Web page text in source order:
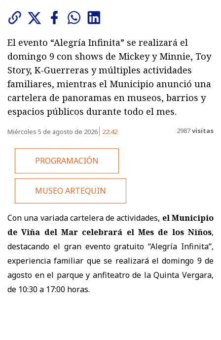
El evento “Alegría Infinita” se realizará el
domingo 9 con shows de Mickey y Minnie, Toy
Story, K-Guerreras y múltiples actividades
familiares, mientras el Municipio anunció una
cartelera de panoramas en museos, barrios y
espacios públicos durante todo el mes.
Miércoles 5 de agosto de 2026 22:42 2987visitas
PROGRAMACIÓN
MUSEO ARTEQUIN
Con una variada cartelera de actividades, el Municipio
de Viña del Mar celebrará el Mes de los Niños,
destacando el gran evento gratuito “Alegría Infinita”,
experiencia familiar que se realizará el domingo 9 de
agosto en el parque y anfiteatro de la Quinta Vergara,
de 10:30 a 17:00 horas.